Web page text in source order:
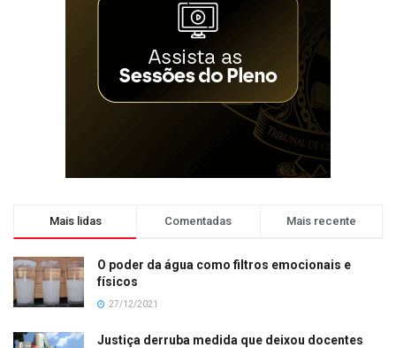
Mais lidas Comentadas Mais recente
O poder da água como filtros emocionais e
físicos
27/12/2021
Justiça derruba medida que deixou docentes